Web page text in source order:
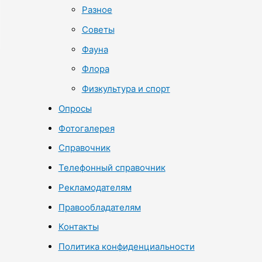
Разное
Советы
Фауна
Флора
Физкультура и спорт
Опросы
Фотогалерея
Справочник
Телефонный справочник
Рекламодателям
Правообладателям
Контакты
Политика конфиденциальности